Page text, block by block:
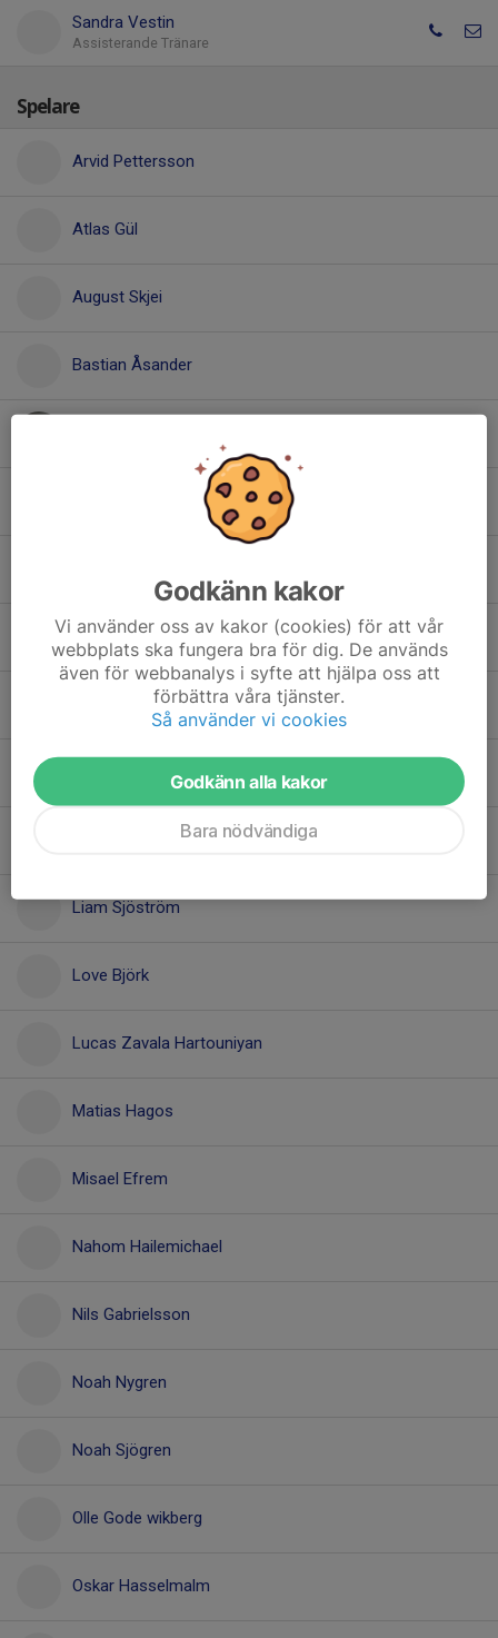
Sandra Vestin
Assisterande Tränare
Spelare
Arvid Pettersson
Atlas Gül
August Skjei
Bastian Åsander
Harry Hammarström
Herman Lindqvist
Liam Sjöström
Love Björk
Lucas Zavala Hartouniyan
Matias Hagos
Misael Efrem
Nahom Hailemichael
Nils Gabrielsson
Noah Nygren
Noah Sjögren
Olle Gode wikberg
Oskar Hasselmalm
Godkänn kakor
Vi använder oss av kakor (cookies) för att vår
webbplats ska fungera bra för dig. De används
även för webbanalys i syfte att hjälpa oss att
förbättra våra tjänster.
Så använder vi cookies
Godkänn alla kakor
Bara nödvändiga